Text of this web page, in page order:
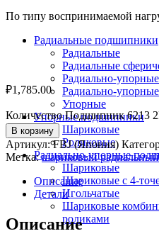
По типу воспринимаемой
Радиальные подшипники
Радиальные
Радиальные
Радиально-упорные
Радиально-
Упорные
Упорные подшипники
Шариковые
Роликовые
Радиально-упорные
Шариковые
Шариковые с 4-
Игольчатые
Шариковые
роликами
₽1,785.00
Количество Подшипник 6213
В корзину
Артикул:FBJ (Япония)
Метка:шариковый
Описание
Детали
Описание